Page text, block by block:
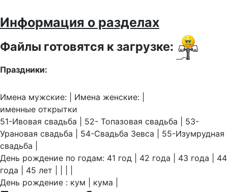
Информация о разделах
Файлы готовятся к загрузке:
Праздники:
Имена мужские: | Имена женские: |
именные открытки
51-Ивовая свадьба | 52- Топазовая свадьба | 53-
Урановая свадьба | 54-Свадьба Зевса | 55-Изумрудная
свадьба |
День рождение по годам: 41 год | 42 года | 43 года | 44
года | 45 лет | | | |
День рождение : кум | кума |